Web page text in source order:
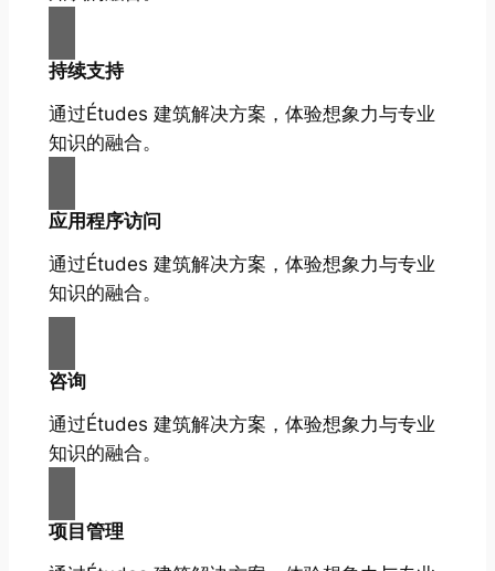
持续支持
通过Études 建筑解决方案，体验想象力与专业
知识的融合。
应用程序访问
通过Études 建筑解决方案，体验想象力与专业
知识的融合。
咨询
通过Études 建筑解决方案，体验想象力与专业
知识的融合。
项目管理